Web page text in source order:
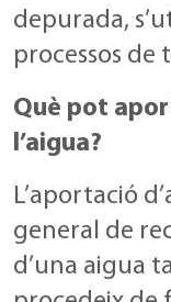
depurada,
processos de
Què pot
l’aigua?
L’aportació
general de
d’una aigua